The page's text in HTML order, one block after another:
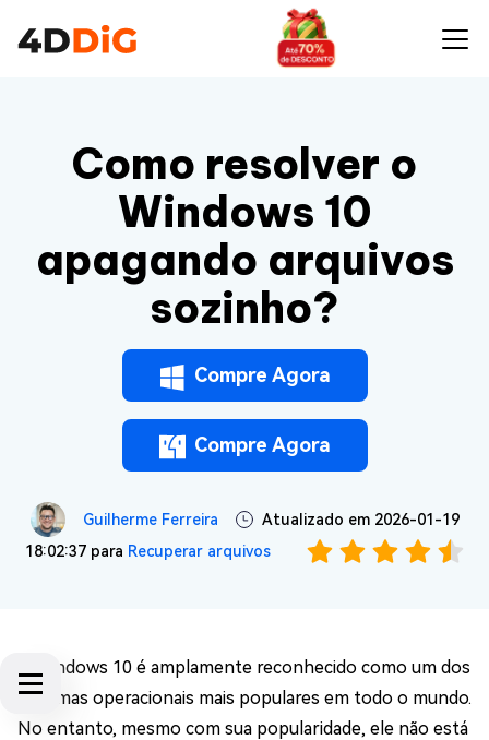
Como resolver o
Windows 10
apagando arquivos
sozinho?
Compre Agora
Compre Agora
Guilherme Ferreira
Atualizado em 2026-01-19
18:02:37 para Recuperar arquivos
O Windows 10 é amplamente reconhecido como um dos
sistemas operacionais mais populares em todo o mundo.
No entanto, mesmo com sua popularidade, ele não está